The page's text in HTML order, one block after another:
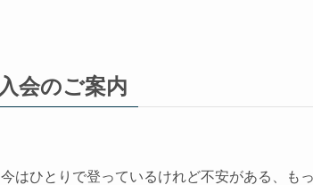
入会のご案内
今はひとりで登っているけれど不安がある、も